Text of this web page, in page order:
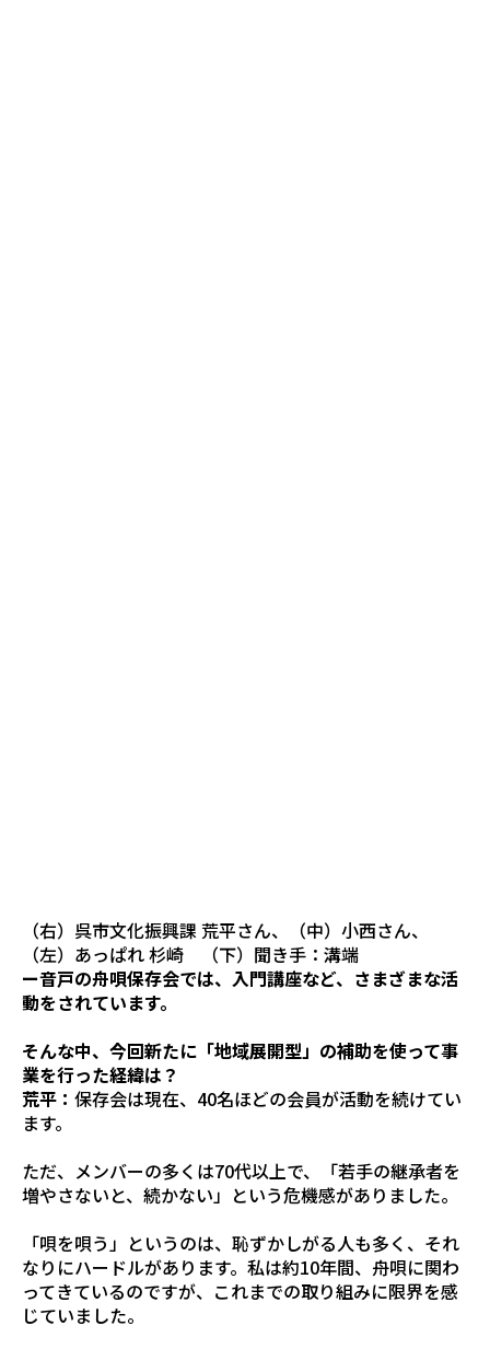
（右）呉市文化振興課 荒平さん、（中）小西さん、
（左）あっぱれ 杉崎 （下）聞き手：溝端
ー音戸の舟唄保存会では、入門講座など、さまざまな活
動をされています。
そんな中、今回新たに「地域展開型」の補助を使って事
業を行った経緯は？
荒平： 保存会は現在、40名ほどの会員が活動を続けてい
ます。
ただ、メンバーの多くは70代以上で、「若手の継承者を
増やさないと、続かない」という危機感がありました。
「唄を唄う」というのは、恥ずかしがる人も多く、それ
なりにハードルがあります。私は約10年間、舟唄に関わ
ってきているのですが、これまでの取り組みに限界を感
じていました。